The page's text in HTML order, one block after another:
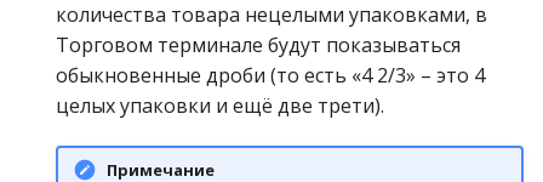
количества товара нецелыми упаковками, в
Торговом терминале будут показываться
обыкновенные дроби (то есть «4 2/3» – это 4
целых упаковки и ещё две трети).
Примечание